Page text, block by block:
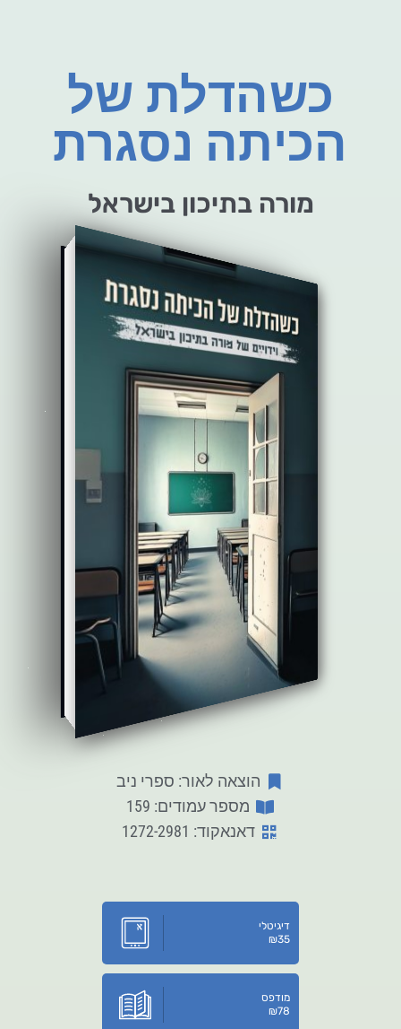
כשהדלת של
הכיתה נסגרת
מורה בתיכון בישראל
הוצאה לאור: ספרי ניב
מספר עמודים: 159
דאנאקוד: 1272-2981
דיגיטלי
₪35
מודפס
₪78